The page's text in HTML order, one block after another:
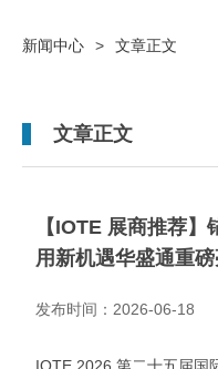
新闻中心 > 文章正文
文章正文
【IOTE 展商推荐
用新机遇华盛通重
发布时间：2026-06-18